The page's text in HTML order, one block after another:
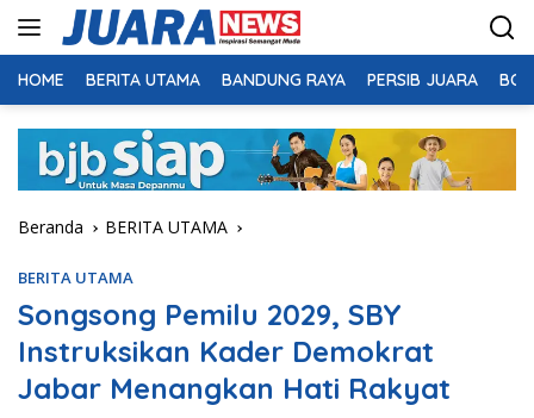
HOME BERITA UTAMA BANDUNG RAYA PERSIB JUARA
Beranda BERITA UTAMA
BERITA UTAMA
Songsong Pemilu 2029, SBY
Instruksikan Kader Demokrat
Jabar Menangkan Hati Rakyat